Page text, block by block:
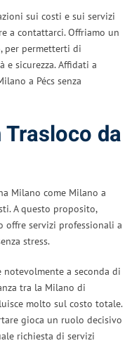
sui costi e sui servizi
a contattarci. Offriamo un
per permetterti di
sicurezza. Affidati a
a Pécs senza
Trasloco da
Milano come Milano a
A questo proposito,
offre servizi professionali a
stress.
a seconda di
tra la Milano di
molto sul costo totale.
gioca un ruolo decisivo
richiesta di servizi